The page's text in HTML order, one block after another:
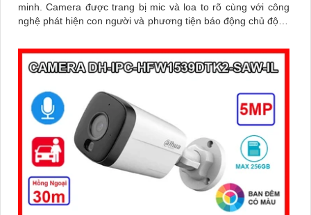
minh. Camera được trang bị mic và loa to rõ cùng với công
nghệ phát hiện con người và phương tiện báo động chủ động